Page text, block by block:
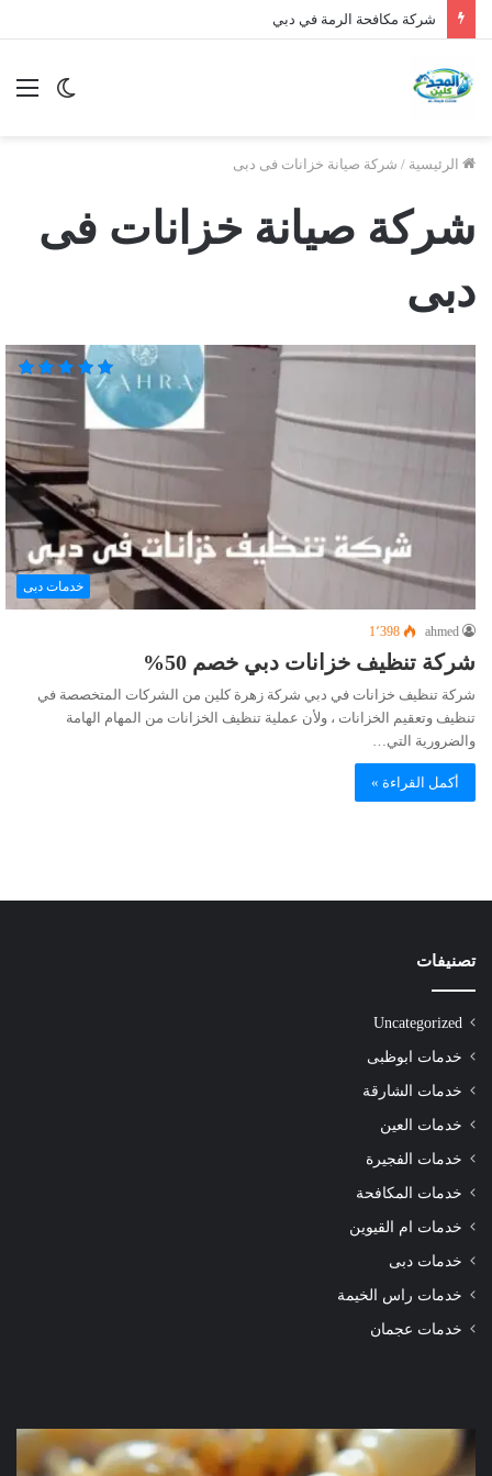
شركة مكافحة الرمة في دبي
الوضع
الرئيسية / شركة صيانة خزانات فى دبى
شركة صيانة خزانات فى
دبى
خدمات دبى
ahmed 1٬398
شركة تنظيف خزانات دبي خصم 50%
شركة تنظيف خزانات في دبي شركة زهرة كلين من الشركات المتخصصة في
تنظيف وتعقيم الخزانات ، ولأن عملية تنظيف الخزانات من المهام الهامة
والضرورية التي…
أكمل القراءة »
تصنيفات
Uncategorized
خدمات ابوظبى
خدمات الشارقة
خدمات العين
خدمات الفجيرة
خدمات المكافحة
خدمات ام القيوين
خدمات دبى
خدمات راس الخيمة
خدمات عجمان
شركة
مكافحة